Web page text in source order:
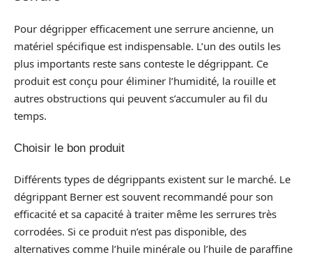
Pour dégripper efficacement une serrure ancienne, un
matériel spécifique est indispensable. L’un des outils les
plus importants reste sans conteste le dégrippant. Ce
produit est conçu pour éliminer l’humidité, la rouille et
autres obstructions qui peuvent s’accumuler au fil du
temps.
Choisir le bon produit
Différents types de dégrippants existent sur le marché. Le
dégrippant Berner est souvent recommandé pour son
efficacité et sa capacité à traiter même les serrures très
corrodées. Si ce produit n’est pas disponible, des
alternatives comme l’huile minérale ou l’huile de paraffine